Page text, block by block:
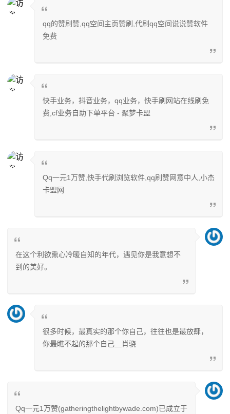
qq的赞刷赞,qq空间主页赞刷,代刷qq空间说说赞软件
免费
快手业务，抖音业务，qq业务，快手刷网站在线刷免
费,cf业务自助下单平台 - 聚梦卡盟
Qq一元1万赞,快手代刷浏览软件,qq刷赞网意中人,小杰
卡盟网
在这个利欲熏心冷暖自知的年代，遇见你是我意想不
到的美好。
很多时候，最真实的那个你自己，往往也是最放肆，
你最瞧不起的那个自己＿肖骁
Qq一元1万赞(gatheringthelightbywade.com)已成立于